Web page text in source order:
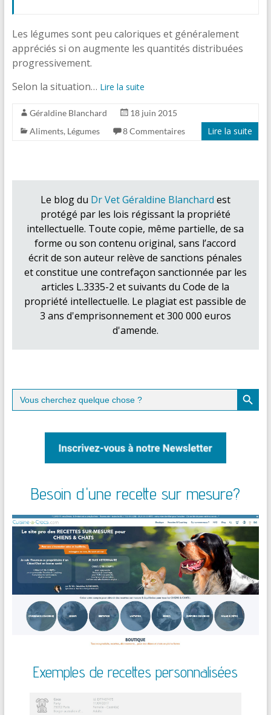
Les légumes sont peu caloriques et généralement
appréciés si on augmente les quantités distribuées
progressivement.
Selon la situation… Lire la suite
Géraldine Blanchard
18 juin 2015
Aliments, Légumes 8 Commentaires Lire la suite
Le blog du Dr Vet Géraldine Blanchard est
protégé par les lois régissant la propriété
intellectuelle. Toute copie, même partielle, de sa
forme ou son contenu original, sans l’accord
écrit de son auteur relève de sanctions pénales
et constitue une contrefaçon sanctionnée par les
articles L.3335-2 et suivants du Code de la
propriété intellectuelle. Le plagiat est passible de
3 ans d'emprisonnement et 300 000 euros
d'amende.
Search
for:
Search Button
Besoin d'une recette sur mesure?
Exemples de recettes personnalisées